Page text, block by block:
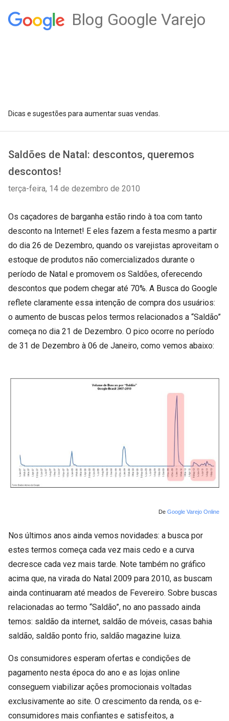
Blog Google Varejo
Dicas e sugestões para aumentar suas vendas.
Saldões de Natal: descontos, queremos
descontos!
terça-feira, 14 de dezembro de 2010
Os caçadores de barganha estão rindo à toa com tanto
desconto na Internet! E eles fazem a festa mesmo a partir
do dia 26 de Dezembro, quando os varejistas aproveitam o
estoque de produtos não comercializados durante o
período de Natal e promovem os Saldões, oferecendo
descontos que podem chegar até 70%. A Busca do Google
reflete claramente essa intenção de compra dos usuários:
o aumento de buscas pelos termos relacionados a “Saldão”
começa no dia 21 de Dezembro. O pico ocorre no período
de 31 de Dezembro à 06 de Janeiro, como vemos abaixo:
De Google Varejo Online
Nos últimos anos ainda vemos novidades: a busca por
estes termos começa cada vez mais cedo e a curva
decresce cada vez mais tarde. Note também no gráfico
acima que, na virada do Natal 2009 para 2010, as buscam
ainda continuaram até meados de Fevereiro. Sobre buscas
relacionadas ao termo “Saldão”, no ano passado ainda
temos: saldão da internet, saldão de móveis, casas bahia
saldão, saldão ponto frio, saldão magazine luiza.
Os consumidores esperam ofertas e condições de
pagamento nesta época do ano e as lojas online
conseguem viabilizar ações promocionais voltadas
exclusivamente ao site. O crescimento da renda, os e-
consumidores mais confiantes e satisfeitos, a